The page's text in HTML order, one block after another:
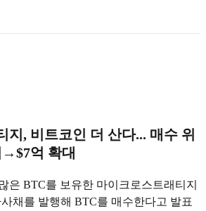
지, 비트코인 더 산다... 매수 위
→$7억 확대
은 BTC를 보유한 마이크로스트래티지
채를 발행해 BTC를 매수한다고 발표